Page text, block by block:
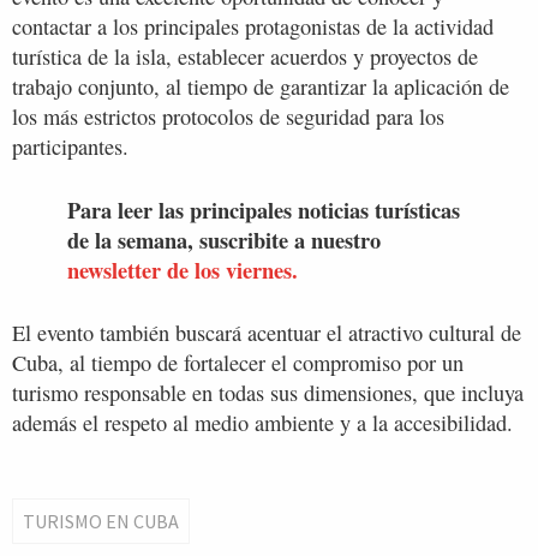
contactar a los principales protagonistas de la actividad
turística de la isla, establecer acuerdos y proyectos de
trabajo conjunto, al tiempo de garantizar la aplicación de
los más estrictos protocolos de seguridad para los
participantes.
Para leer las principales noticias turísticas
de la semana, suscribite a nuestro
newsletter de los viernes.
El evento también buscará acentuar el atractivo cultural de
Cuba, al tiempo de fortalecer el compromiso por un
turismo responsable en todas sus dimensiones, que incluya
además el respeto al medio ambiente y a la accesibilidad.
TURISMO EN CUBA